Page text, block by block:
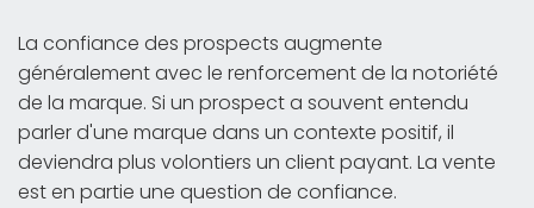
La confiance des prospects augmente
généralement avec le renforcement de la notoriété
de la marque. Si un prospect a souvent entendu
parler d'une marque dans un contexte positif, il
deviendra plus volontiers un client payant. La vente
est en partie une question de confiance.